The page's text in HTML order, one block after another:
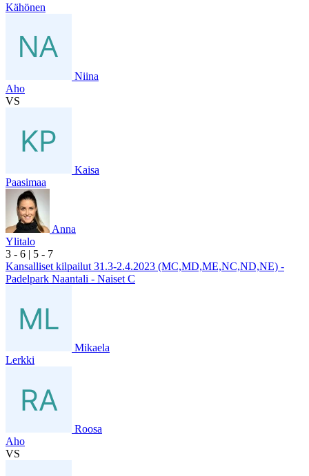
Kähönen
Niina
Aho
VS
Kaisa
Paasimaa
Anna
Ylitalo
3 - 6 | 5 - 7
Kansalliset kilpailut 31.3-2.4.2023 (MC,MD,ME,NC,ND,NE) -
Padelpark Naantali - Naiset C
Mikaela
Lerkki
Roosa
Aho
VS